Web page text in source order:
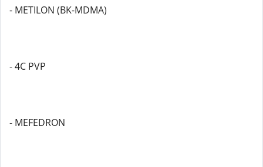
- METILON (BK-MDMA)
- 4C PVP
- MEFEDRON